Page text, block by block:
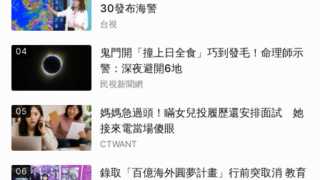
30發布海警
台視
04
鬼門開「撞上日全食」巧到發毛！命理師示
警：深夜避開6地
民視新聞網
05
媽媽急過頭！瞞女兒投履歷還安排面試 她
接來電當場傻眼
CTWANT
06
錄取「百億海外圓夢計畫」行前突取消 教育